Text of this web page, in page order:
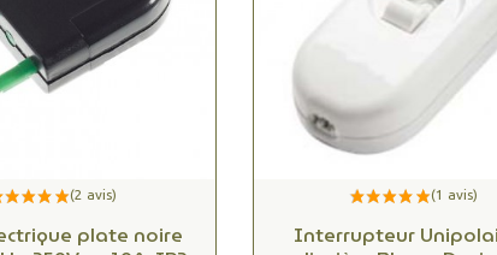
plate noire
Interrupteur